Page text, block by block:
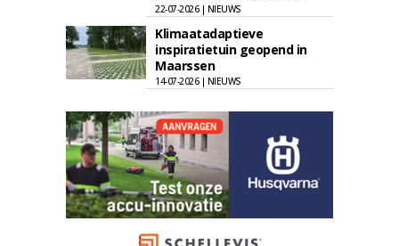
22-07-2026 | NIEUWS
Klimaatadaptieve
inspiratietuin geopend in
Maarssen
14-07-2026 | NIEUWS